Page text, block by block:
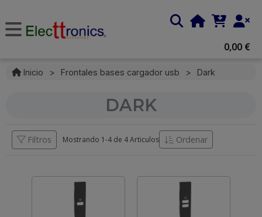
0,00 €
Inicio > Frontales bases cargador usb > Dark
DARK
Filtros Mostrando 1-4 de 4 Articulos Ordenar